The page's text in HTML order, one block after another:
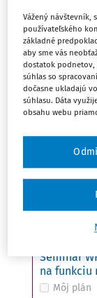
15
Do 15. 10.
svojom
Môj plán
UDALOSŤ
Môj plán
UDALOSŤ
VÚDPaP:
Môj plán
Seminár
na
Môj plán
Vážený návštevník,
používateľského
základné
aby sme vás
dostatok podnetov,
súhlas so
dočasne ukladajú
súhlasu. Dáta
obsahu webu